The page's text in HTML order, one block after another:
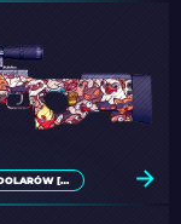
NAJLEPSZE TANIE SKINY AWP W CS2 PONIŻEJ 10 DOLARÓW [2026]